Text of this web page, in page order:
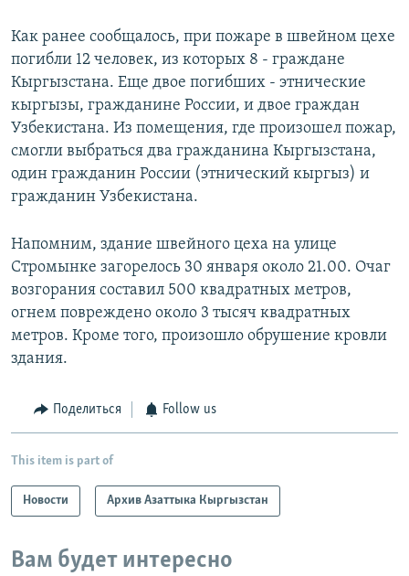
Как ранее сообщалось, при пожаре в швейном цехе
погибли 12 человек, из которых 8 - граждане
Кыргызстана. Еще двое погибших - этнические
кыргызы, гражданине России, и двое граждан
Узбекистана. Из помещения, где произошел пожар,
смогли выбраться два гражданина Кыргызстана,
один гражданин России (этнический кыргыз) и
гражданин Узбекистана.
Напомним, здание швейного цеха на улице
Стромынке загорелось 30 января около 21.00. Очаг
возгорания составил 500 квадратных метров,
огнем повреждено около 3 тысяч квадратных
метров. Кроме того, произошло обрушение кровли
здания.
Поделиться Follow us
This item is part of
Новости Архив Азаттыка Кыргызстан
Вам будет интересно